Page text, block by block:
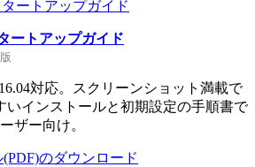
ートアップガイド
対応。スクリーンショット満載で
いインストールと初期設定の手順書で
ザー向け。
のダウンロード